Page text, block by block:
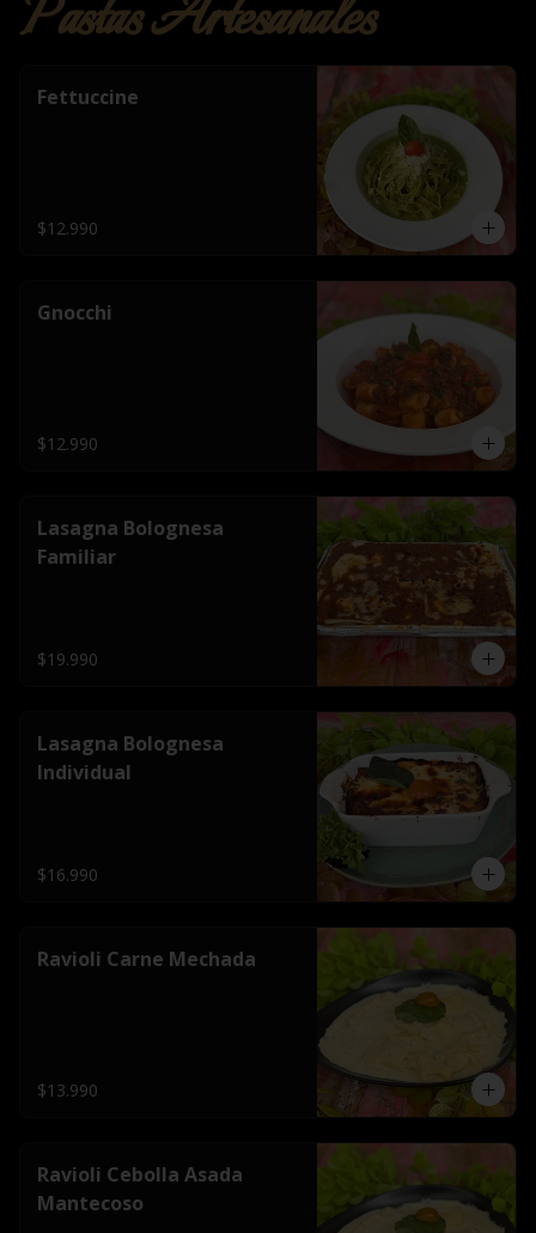
Pastas Artesanales
Fettuccine
$12.990
Gnocchi
$12.990
Lasagna Bolognesa
Familiar
$19.990
Lasagna Bolognesa
Individual
$16.990
Ravioli Carne Mechada
$13.990
Ravioli Cebolla Asada
Mantecoso